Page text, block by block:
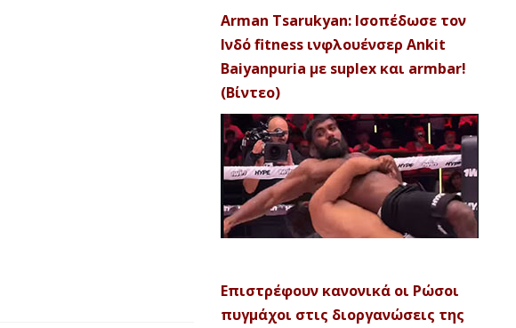
Arman Tsarukyan: Ισοπέδωσε τον
Ινδό fitness ινφλουένσερ Ankit
Baiyanpuria με suplex και armbar!
(Βίντεο)
Επιστρέφουν κανονικά οι Ρώσοι
πυγμάχοι στις διοργανώσεις της